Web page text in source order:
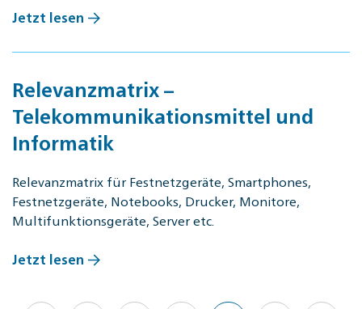
Jetzt lesen
Relevanzmatrix –
Telekommunikationsmittel und
Informatik
Relevanzmatrix für Festnetzgeräte, Smartphones,
Festnetzgeräte, Notebooks, Drucker, Monitore,
Multifunktionsgeräte, Server etc.
Jetzt lesen